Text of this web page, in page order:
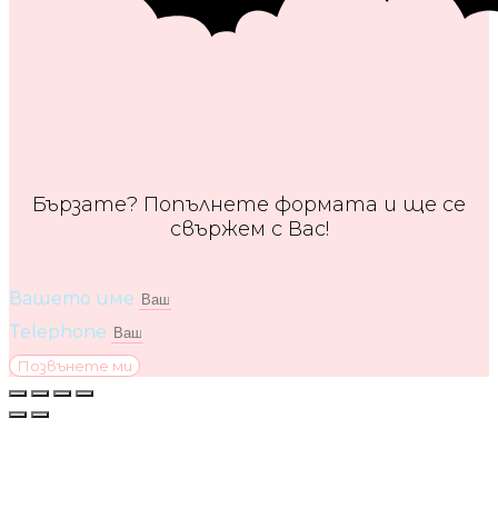
Бързате? Попълнете формата и ще се
свържем с Вас!
Вашето име
Telephone
Позвънете ми